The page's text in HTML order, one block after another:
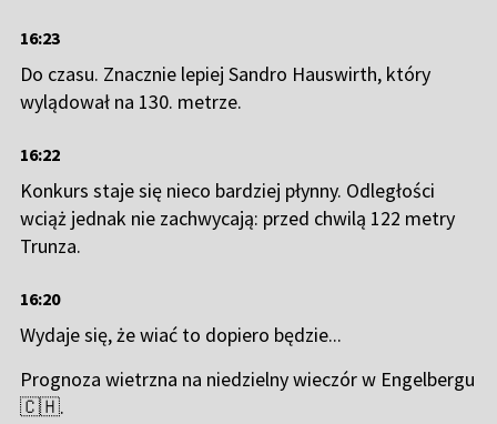
16:23
Do czasu. Znacznie lepiej Sandro Hauswirth, który
wylądował na 130. metrze.
16:22
Konkurs staje się nieco bardziej płynny. Odległości
wciąż jednak nie zachwycają: przed chwilą 122 metry
Trunza.
16:20
Wydaje się, że wiać to dopiero będzie...
Prognoza wietrzna na niedzielny wieczór w Engelbergu
🇨🇭.